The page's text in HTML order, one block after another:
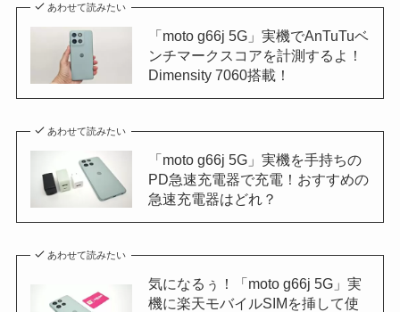
あわせて読みたい
「moto g66j 5G」実機でAnTuTuベ
ンチマークスコアを計測するよ！
Dimensity 7060搭載！
あわせて読みたい
「moto g66j 5G」実機を手持ちの
PD急速充電器で充電！おすすめの
急速充電器はどれ？
あわせて読みたい
気になるぅ！「moto g66j 5G」実
機に楽天モバイルSIMを挿して使